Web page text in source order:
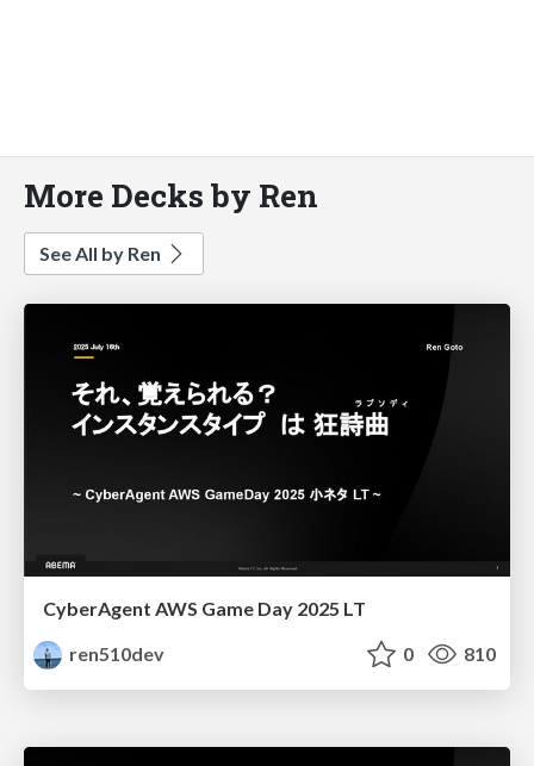
More Decks by Ren
See All by Ren
CyberAgent AWS Game Day 2025 LT
ren510dev
0 810